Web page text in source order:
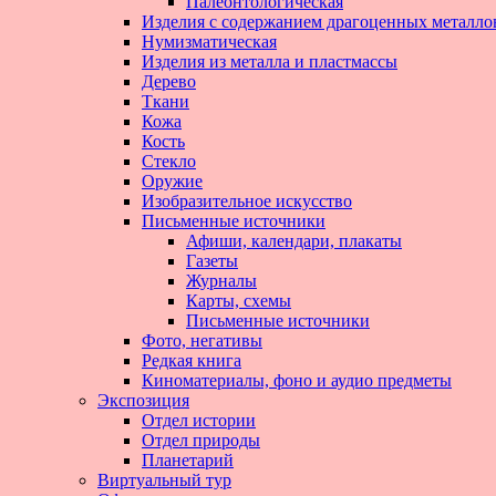
Изделия с содержанием драгоценных
Нумизматическая
Изделия из металла и пластмассы
Дерево
Ткани
Кожа
Кость
Стекло
Оружие
Изобразительное искусство
Письменные источники
Афиши, календари, плакаты
Газеты
Журналы
Карты, схемы
Письменные источники
Фото, негативы
Редкая книга
Киноматериалы, фоно и аудио предметы
Экспозиция
Отдел истории
Отдел природы
Планетарий
Виртуальный тур